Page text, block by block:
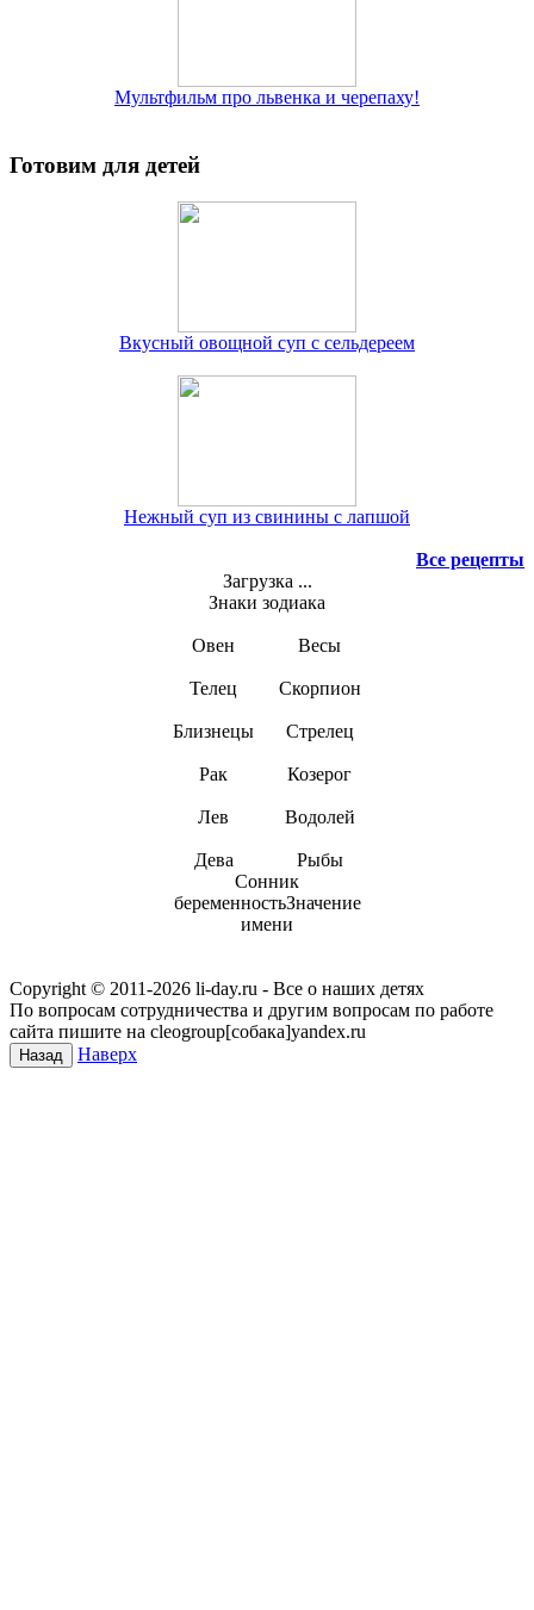
Мультфильм про львенка и черепаху!
Готовим для детей
Вкусный овощной суп с сельдереем
Нежный суп из свинины с лапшой
Все рецепты
Загрузка ...
Знаки зодиака
Овен
Телец
Близнецы
Рак
Лев
Дева
Весы
Скорпион
Стрелец
Козерог
Водолей
Рыбы
Сонник
беременностьЗначение
имени
Copyright © 2011-2026 li-day.ru - Все о наших детях
По вопросам сотрудничества и другим вопросам по работе
сайта пишите на cleogroup[собака]yandex.ru
Наверх